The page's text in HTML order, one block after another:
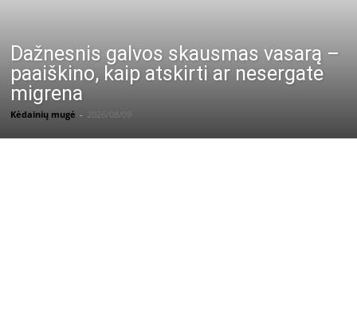
Dažnesnis galvos skausmas vasarą –
paaiškino, kaip atskirti ar nesergate
migrena
Kėdainių mugė - 2026/08/09